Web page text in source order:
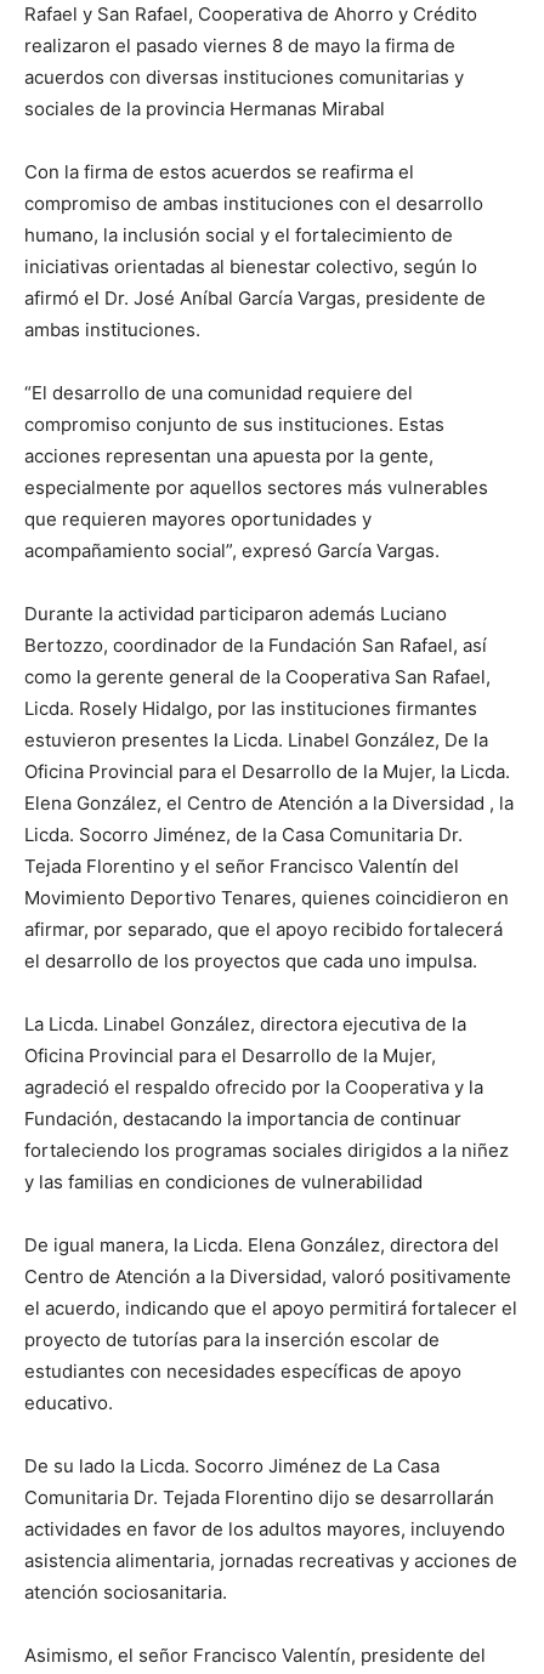
Rafael y San Rafael, Cooperativa de Ahorro y Crédito
realizaron el pasado viernes 8 de mayo la firma de
acuerdos con diversas instituciones comunitarias y
sociales de la provincia Hermanas Mirabal
Con la firma de estos acuerdos se reafirma el
compromiso de ambas instituciones con el desarrollo
humano, la inclusión social y el fortalecimiento de
iniciativas orientadas al bienestar colectivo, según lo
afirmó el Dr. José Aníbal García Vargas, presidente de
ambas instituciones.
“El desarrollo de una comunidad requiere del
compromiso conjunto de sus instituciones. Estas
acciones representan una apuesta por la gente,
especialmente por aquellos sectores más vulnerables
que requieren mayores oportunidades y
acompañamiento social”, expresó García Vargas.
Durante la actividad participaron además Luciano
Bertozzo, coordinador de la Fundación San Rafael, así
como la gerente general de la Cooperativa San Rafael,
Licda. Rosely Hidalgo, por las instituciones firmantes
estuvieron presentes la Licda. Linabel González, De la
Oficina Provincial para el Desarrollo de la Mujer, la Licda.
Elena González, el Centro de Atención a la Diversidad , la
Licda. Socorro Jiménez, de la Casa Comunitaria Dr.
Tejada Florentino y el señor Francisco Valentín del
Movimiento Deportivo Tenares, quienes coincidieron en
afirmar, por separado, que el apoyo recibido fortalecerá
el desarrollo de los proyectos que cada uno impulsa.
La Licda. Linabel González, directora ejecutiva de la
Oficina Provincial para el Desarrollo de la Mujer,
agradeció el respaldo ofrecido por la Cooperativa y la
Fundación, destacando la importancia de continuar
fortaleciendo los programas sociales dirigidos a la niñez
y las familias en condiciones de vulnerabilidad
De igual manera, la Licda. Elena González, directora del
Centro de Atención a la Diversidad, valoró positivamente
el acuerdo, indicando que el apoyo permitirá fortalecer el
proyecto de tutorías para la inserción escolar de
estudiantes con necesidades específicas de apoyo
educativo.
De su lado la Licda. Socorro Jiménez de La Casa
Comunitaria Dr. Tejada Florentino dijo se desarrollarán
actividades en favor de los adultos mayores, incluyendo
asistencia alimentaria, jornadas recreativas y acciones de
atención sociosanitaria.
Asimismo, el señor Francisco Valentín, presidente del